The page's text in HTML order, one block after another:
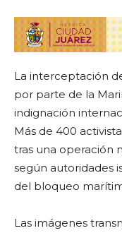
La interceptación
por parte de la
indignación
Más de 400
tras una operación
según autoridades
del bloqueo
Las imágenes